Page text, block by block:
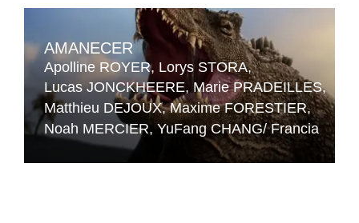
AMANECER
Apolline ROYER Lorys STORA
Lucas JONCKHEERE Marie PRADEILLES
Matthieu DEJOUX Maxime FORESTIER
Noah MERCIER YuFang CHANG Francia